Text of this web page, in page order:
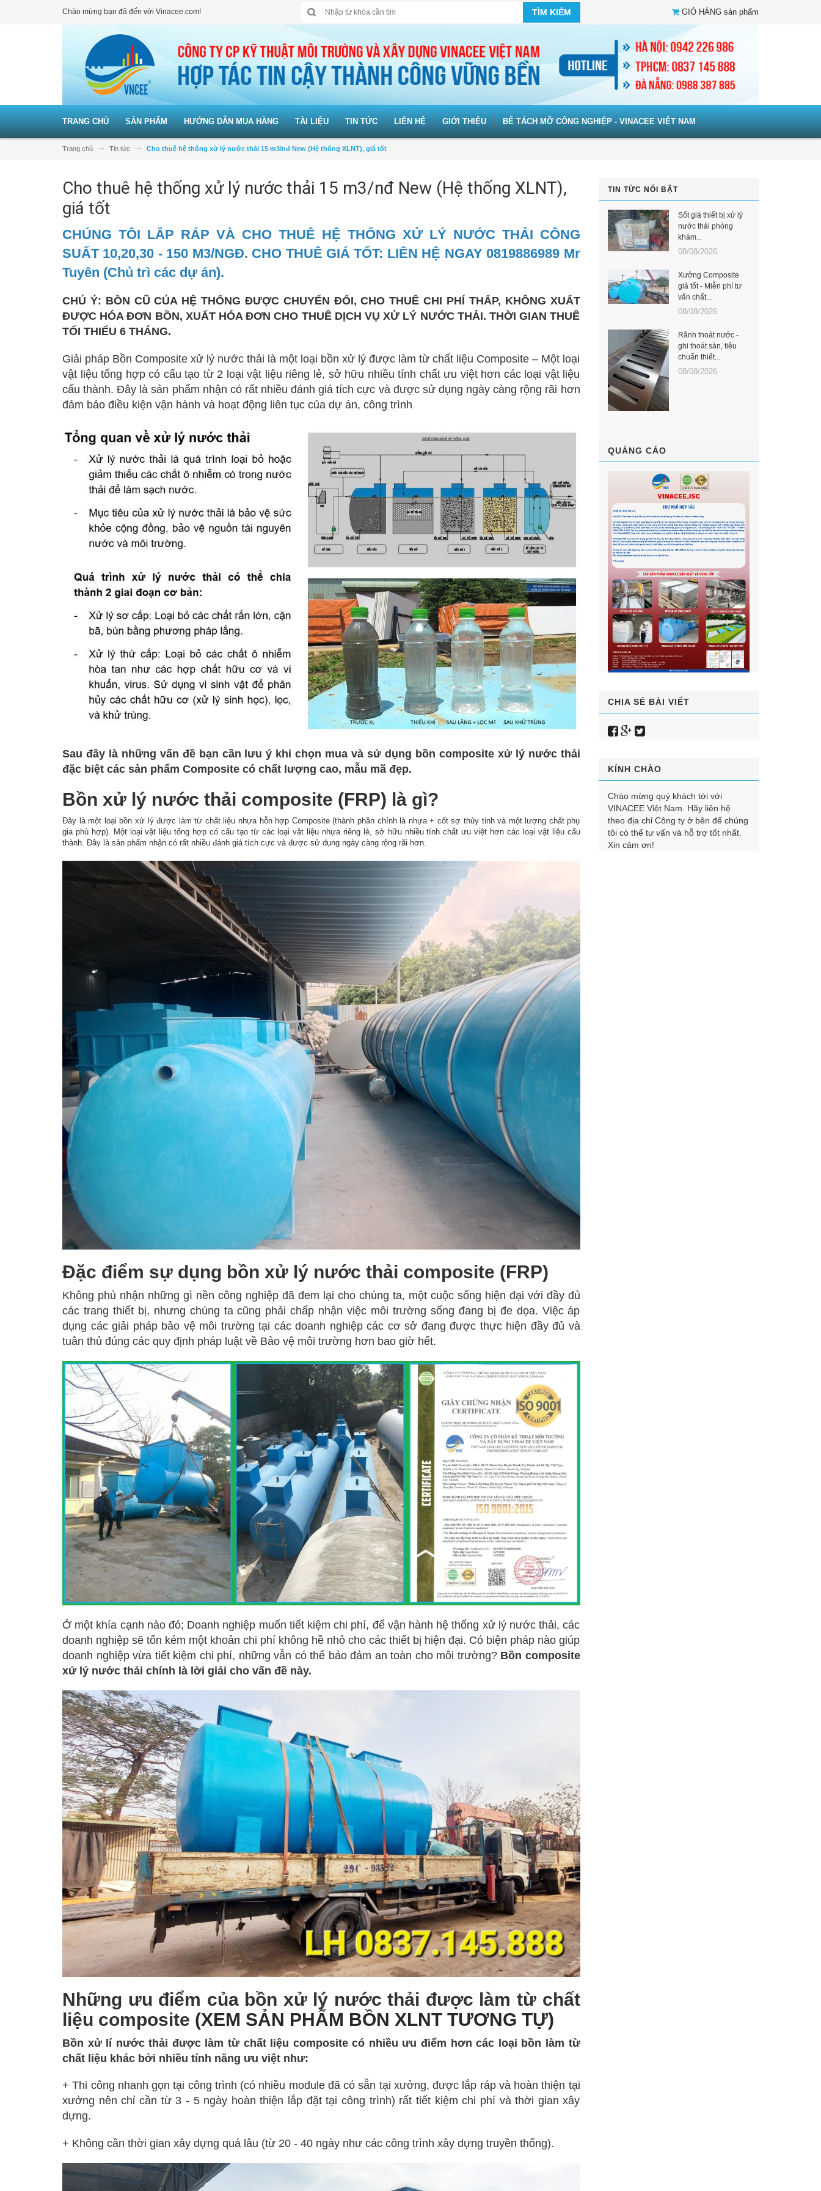
Chào mừng bạn đã đến với Vinacee.com! TÌM KIẾM GIỎ HÀNG sản phẩm
TRANG CHỦ SẢN PHẨM HƯỚNG DẪN MUA HÀNG TÀI LIỆU TIN TỨC LIÊN HỆ GIỚI THIỆU BỂ TÁCH MỠ CÔNG NGHIỆP - VINACEE VIỆT NAM
Trang chủ Tin tức Cho thuê hệ thống xử lý nước thải 15 m3/nđ New (Hệ thống XLNT), giá tốt
Cho thuê hệ thống xử lý nước thải 15 m3/nđ New (Hệ thống XLNT),
giá tốt
CHÚNG TÔI LẮP RÁP VÀ CHO THUÊ HỆ THỐNG XỬ LÝ NƯỚC THẢI CÔNG
SUẤT 10,20,30 - 150 M3/NGĐ. CHO THUÊ GIÁ TỐT: LIÊN HỆ NGAY 0819886989 Mr
Tuyên (Chủ trì các dự án).
CHÚ Ý: BỒN CŨ CỦA HỆ THỐNG ĐƯỢC CHUYỂN ĐỔI, CHO THUÊ CHI PHÍ THẤP, KHÔNG XUẤT
ĐƯỢC HÓA ĐƠN BỒN, XUẤT HÓA ĐƠN CHO THUÊ DỊCH VỤ XỬ LÝ NƯỚC THẢI. THỜI GIAN THUÊ
TỐI THIỂU 6 THÁNG.
Giải pháp Bồn Composite xử lý nước thải là một loại bồn xử lý được làm từ chất liệu Composite – Một loại
vật liệu tổng hợp có cấu tạo từ 2 loại vật liệu riêng lẻ, sở hữu nhiều tính chất ưu việt hơn các loại vật liệu
cấu thành. Đây là sản phẩm nhận có rất nhiều đánh giá tích cực và được sử dụng ngày càng rộng rãi hơn
đảm bảo điều kiện vận hành và hoạt động liên tục của dự án, công trình
Sau đây là những vấn đề bạn cần lưu ý khi chọn mua và sử dụng bồn composite xử lý nước thải
đặc biệt các sản phẩm Composite có chất lượng cao, mẫu mã đẹp.
Bồn xử lý nước thải composite (FRP) là gì?
Đây là một loại bồn xử lý được làm từ chất liệu nhựa hỗn hợp Composite (thành phần chính là nhựa + cốt sợ thủy tinh và một lượng chất phụ
gia phù hợp). Một loại vật liệu tổng hợp có cấu tạo từ các loại vật liệu nhựa riêng lẻ, sở hữu nhiều tính chất ưu việt hơn các loại vật liệu cấu
thành. Đây là sản phẩm nhận có rất nhiều đánh giá tích cực và được sử dụng ngày càng rộng rãi hơn.
Đặc điểm sự dụng bồn xử lý nước thải composite (FRP)
Không phủ nhận những gì nền công nghiệp đã đem lại cho chúng ta, một cuộc sống hiện đại với đầy đủ
các trang thiết bị, nhưng chúng ta cũng phải chấp nhận việc môi trường sống đang bị đe dọa. Việc áp
dụng các giải pháp bảo vệ môi trường tại các doanh nghiệp các cơ sở đang được thực hiện đầy đủ và
tuân thủ đúng các quy định pháp luật về Bảo vệ môi trường hơn bao giờ hết.
Ở một khía cạnh nào đó; Doanh nghiệp muốn tiết kiệm chi phí, để vận hành hệ thống xử lý nước thải, các
doanh nghiệp sẽ tốn kém một khoản chi phí không hề nhỏ cho các thiết bị hiện đại. Có biện pháp nào giúp
doanh nghiệp vừa tiết kiệm chi phí, những vẫn có thể bảo đảm an toàn cho môi trường? Bồn composite
xử lý nước thải chính là lời giải cho vấn đề này.
Những ưu điểm của bồn xử lý nước thải được làm từ chất
liệu composite (XEM SẢN PHẨM BỒN XLNT TƯƠNG TỰ)
Bồn xử lí nước thải được làm từ chất liệu composite có nhiều ưu điểm hơn các loại bồn làm từ
chất liệu khác bởi nhiều tính năng ưu việt như:
+ Thi công nhanh gọn tại công trình (có nhiều module đã có sẵn tại xưởng, được lắp ráp và hoàn thiện tại
xưởng nên chỉ cần từ 3 - 5 ngày hoàn thiện lắp đặt tại công trình) rất tiết kiệm chi phí và thời gian xây
dựng.
+ Không cần thời gian xây dựng quá lâu (từ 20 - 40 ngày như các công trình xây dựng truyền thống).
TIN TỨC NỔI BẬT
Sốt giá thiết bị xử lý
nước thải phòng
khám...
08/08/2026
Xưởng Composite
giá tốt - Miễn phí tư
vấn chất...
08/08/2026
Rãnh thoát nước -
ghi thoát sàn, tiêu
chuẩn thiết...
08/08/2026
QUẢNG CÁO
CHIA SẺ BÀI VIẾT
KÍNH CHÀO
Chào mừng quý khách tới với
VINACEE Việt Nam. Hãy liên hệ
theo địa chỉ Công ty ở bên để chúng
tôi có thể tư vấn và hỗ trợ tốt nhất.
Xin cảm ơn!